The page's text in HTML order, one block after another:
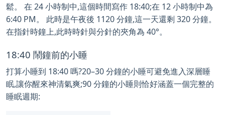
鬆。 在 24 小時制中,這個時間寫作 18:40;在 12 小時制中為
6:40 PM。 此時是午夜後 1120 分鐘,這一天還剩 320 分鐘。
在指針時鐘上,此時時針與分針的夾角為 40°。
18:40 鬧鐘前的小睡
打算小睡到 18:40 嗎?20–30 分鐘的小睡可避免進入深層睡
眠,讓你醒來神清氣爽;90 分鐘的小睡則恰好涵蓋一個完整的
睡眠週期: